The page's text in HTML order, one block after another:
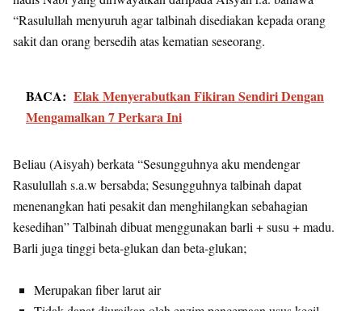
“Rasulullah menyuruh agar talbinah disediakan kepada orang
sakit dan orang bersedih atas kematian seseorang.
BACA: Elak Menyerabutkan Fikiran Sendiri Dengan
Mengamalkan 7 Perkara Ini
Beliau (Aisyah) berkata “Sesungguhnya aku mendengar
Rasulullah s.a.w bersabda; Sesungguhnya talbinah dapat
menenangkan hati pesakit dan menghilangkan sebahagian
kesedihan” Talbinah dibuat menggunakan barli + susu + madu.
Barli juga tinggi beta-glukan dan beta-glukan;
Merupakan fiber larut air